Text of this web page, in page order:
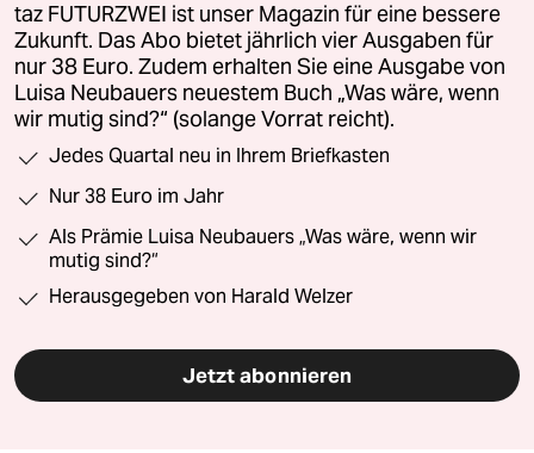
taz FUTURZWEI ist unser Magazin für eine bessere
Zukunft. Das Abo bietet jährlich vier Ausgaben für
nur 38 Euro. Zudem erhalten Sie eine Ausgabe von
Luisa Neubauers neuestem Buch „Was wäre, wenn
wir mutig sind?“ (solange Vorrat reicht).
Jedes Quartal neu in Ihrem Briefkasten
Nur 38 Euro im Jahr
Als Prämie Luisa Neubauers „Was wäre, wenn wir
mutig sind?“
Herausgegeben von Harald Welzer
Jetzt abonnieren